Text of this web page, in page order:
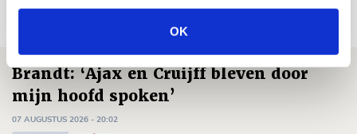
OK
Net binnen //
Brandt: ‘Ajax en Cruijff bleven door
mijn hoofd spoken’
07 AUGUSTUS 2026 - 20:02